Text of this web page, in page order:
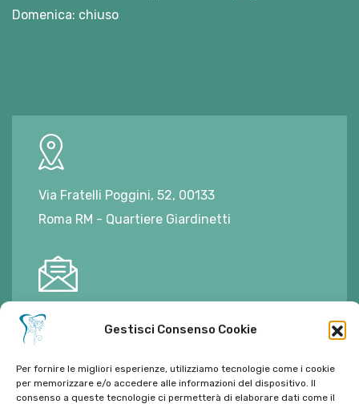
Gestisci Consenso Cookie
Per fornire le migliori esperienze, utilizziamo tecnologie come i cookie
per memorizzare e/o accedere alle informazioni del dispositivo. Il
consenso a queste tecnologie ci permetterà di elaborare dati come il
Domenica: chiuso
Via Fratelli Poggini, 52, 00133
Roma RM - Quartiere Giardinetti
E-mail: